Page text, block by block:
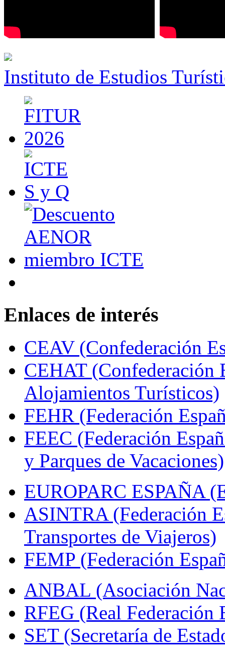
Instituto de Estudios
Enlaces de interés
CEAV (Confederación
CEHAT (Confederación
Alojamientos Turísticos)
FEHR (Federación
FEEC (Federación
y Parques de Vacaciones)
EUROPARC ESPAÑA
ASINTRA (Federación
Transportes de Viajeros)
FEMP (Federación
ANBAL (Asociación
RFEG (Real Federación
SET (Secretaría de